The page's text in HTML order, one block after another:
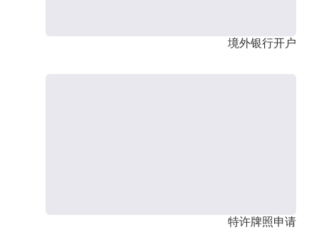
境外银行开户
特许牌照申请